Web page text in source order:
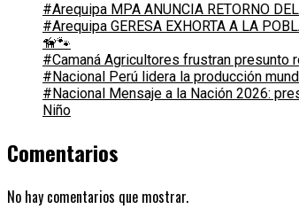
#Arequipa MPA ANUNCIA RETORNO
#Arequipa GERESA EXHORTA A LA
🦮🐾
#Camaná Agricultores frustran presunto
#Nacional Perú lidera la producción
#Nacional Mensaje a la Nación 2026:
Niño
Comentarios
No hay comentarios que mostrar.